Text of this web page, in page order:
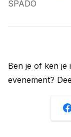
SPADO
Ben je of ken je
evenement?